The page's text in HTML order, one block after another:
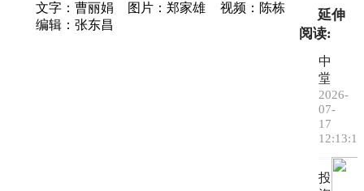
文字：曹丽娟 图片：郑家雄
视频：陈栋
编辑：张东昌
延伸
阅读:
中
堂
镇
主
要
领
调
2026-
07-
17
12:13:16
投